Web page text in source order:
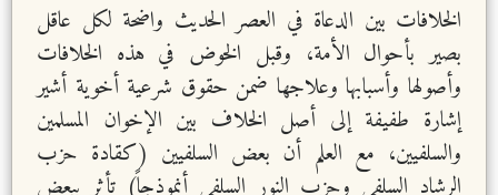
الخلافات بين الدعاة في العصر الحديث واضحة لكل عاقل
بصير بأحوال الأمة، وقبل الخوض في هذه الخلافات
وأصولها وأسبابها وعلاجها ضمن حقوق شرعية أخوية أشير
إشارة طفيفة إلى أصل الخلاف بين الإخوان المسلمين
والسلفيين، مع العلم أن بعض السلفيين (كقادة حزب